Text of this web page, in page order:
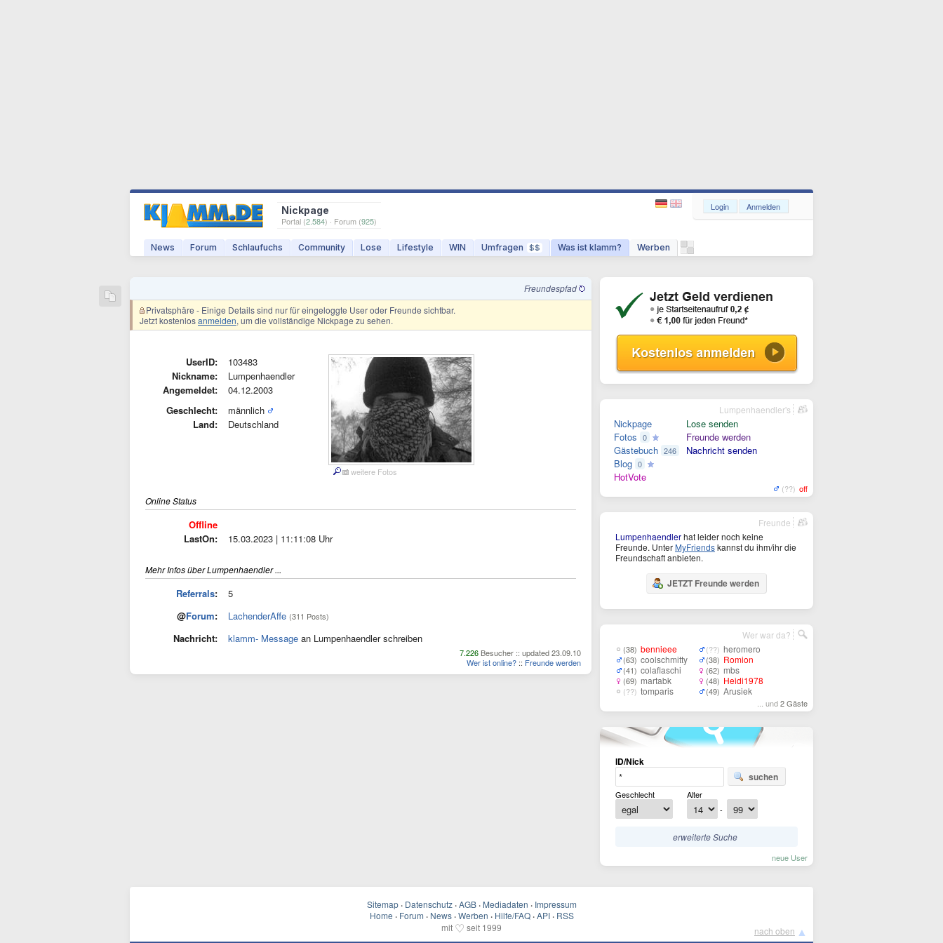
Nickpage
Portal (2.584) · Forum (925)
News Forum Schlaufuchs Community Lose Lifestyle WIN Umfragen $$ Was ist klamm? Werben
Login Anmelden
Freundespfad
Privatsphäre - Einige Details sind nur für eingeloggte User oder Freunde sichtbar.
Jetzt kostenlosanmelden, um die vollständige Nickpage zu sehen.
UserID:
103483
Nickname:
Lumpenhaendler
Angemeldet:
04.12.2003
Geschlecht:
männlich
Land:
Deutschland
weitere Fotos
Online Status
Offline
LastOn:
15.03.2023 | 11:11:08 Uhr
Mehr Infos über Lumpenhaendler ...
Referrals:
5
@Forum: LachenderAffe (311 Posts)
Nachricht: klamm- Message an Lumpenhaendler schreiben
7.226 Besucher :: updated 23.09.10
Wer ist online? :: Freunde werden
Nickpage
Fotos 0
Gästebuch 246
Blog 0
HotVote
Lose senden
Freunde werden
Nachricht senden
(??) off
Lumpenhaendler's
Lumpenhaendlerhat leider noch keine
Freunde. Unter MyFriendskannst du ihm/ihr die
Freundschaft anbieten.
JETZT Freunde werden
Freunde
(38) bennieee
(63) coolschmitty
(41) colaflaschi
(69) martabk
(??) tomparis
(??) heromero
(38) Romion
(62) mbs
(48) Heidi1978
(49) Arusiek
... und2 Gäste
Wer war da?
ID/Nick
suchen
Geschlecht
Alter
-
erweiterte Suche
neue User
Sitemap · Datenschutz · AGB · Mediadaten · Impressum
Home · Forum · News · Werben · Hilfe/FAQ · API · RSS
mit ♡ seit 1999 nach oben ▲